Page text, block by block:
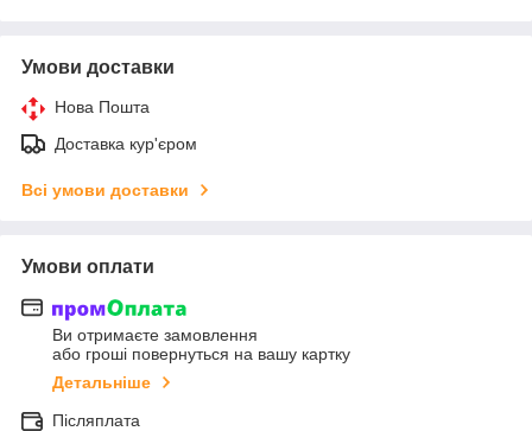
Умови доставки
Нова Пошта
Доставка кур'єром
Всі умови доставки
Умови оплати
Ви отримаєте замовлення
або гроші повернуться на вашу картку
Детальніше
Післяплата